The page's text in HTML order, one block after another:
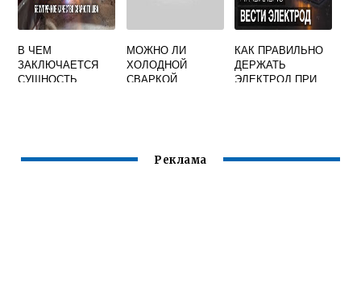
В ЧЕМ
ЗАКЛЮЧАЕТСЯ
СУЩНОСТЬ
МОЖНО ЛИ
ХОЛОДНОЙ
СВАРКОЙ
КАК ПРАВИЛЬНО
ДЕРЖАТЬ
ЭЛЕКТРОД ПРИ
Реклама